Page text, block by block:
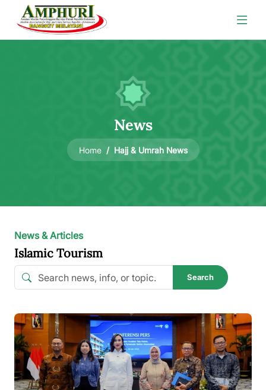
News
Home Hajj & Umrah News
News & Articles
Islamic Tourism
Search